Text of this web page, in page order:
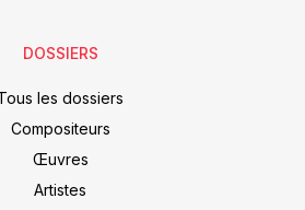
DOSSIERS
les dossiers
Compositeurs
Œuvres
Artistes